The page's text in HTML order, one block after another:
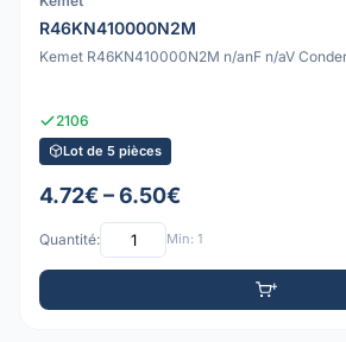
R46KN410000N2M
Kemet R46KN410000N2M n/anF n/aV
2106
Lot de 5 pièces
4.72€ – 6.50€
Quantité: Min: 1